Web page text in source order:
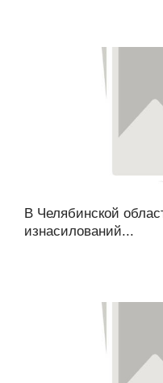
В Челябинской
изнасилований...